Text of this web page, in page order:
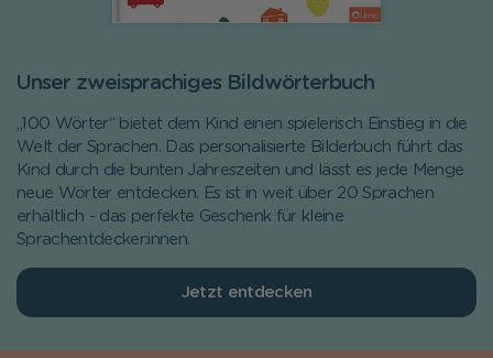
Unser zweisprachiges Bildwörterbuch
„100 Wörter“ bietet dem Kind einen spielerisch Einstieg in die
Welt der Sprachen. Das personalisierte Bilderbuch führt das
Kind durch die bunten Jahreszeiten und lässt es jede Menge
neue Wörter entdecken. Es ist in weit über 20 Sprachen
erhältlich - das perfekte Geschenk für kleine
Sprachentdecker:innen.
Jetzt entdecken